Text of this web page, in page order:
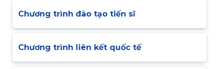
Chương trình đào tạo tiến sĩ
Chương trình liên kết quốc tế